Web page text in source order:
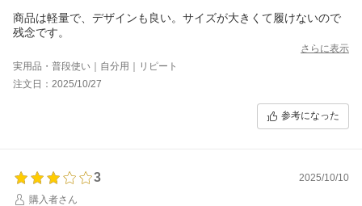
商品は軽量で、デザインも良い。サイズが大きくて履けないので
残念です。
さらに表示
実用品・普段使い｜自分用｜リピート
注文日：2025/10/27
参考になった
3
2025/10/10
購入者さん